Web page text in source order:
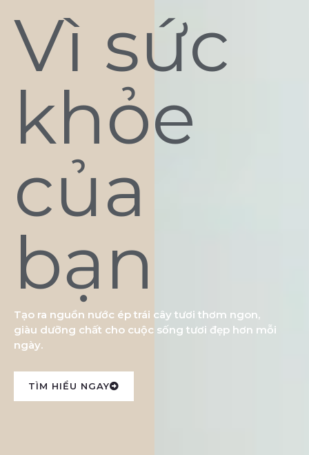
Vì sức
khỏe
của
bạn
Tạo ra nguồn nước ép trái cây tươi thơm ngon,
giàu dưỡng chất cho cuộc sống tươi đẹp hơn mỗi
ngày.
TÌM HIỂU NGAY